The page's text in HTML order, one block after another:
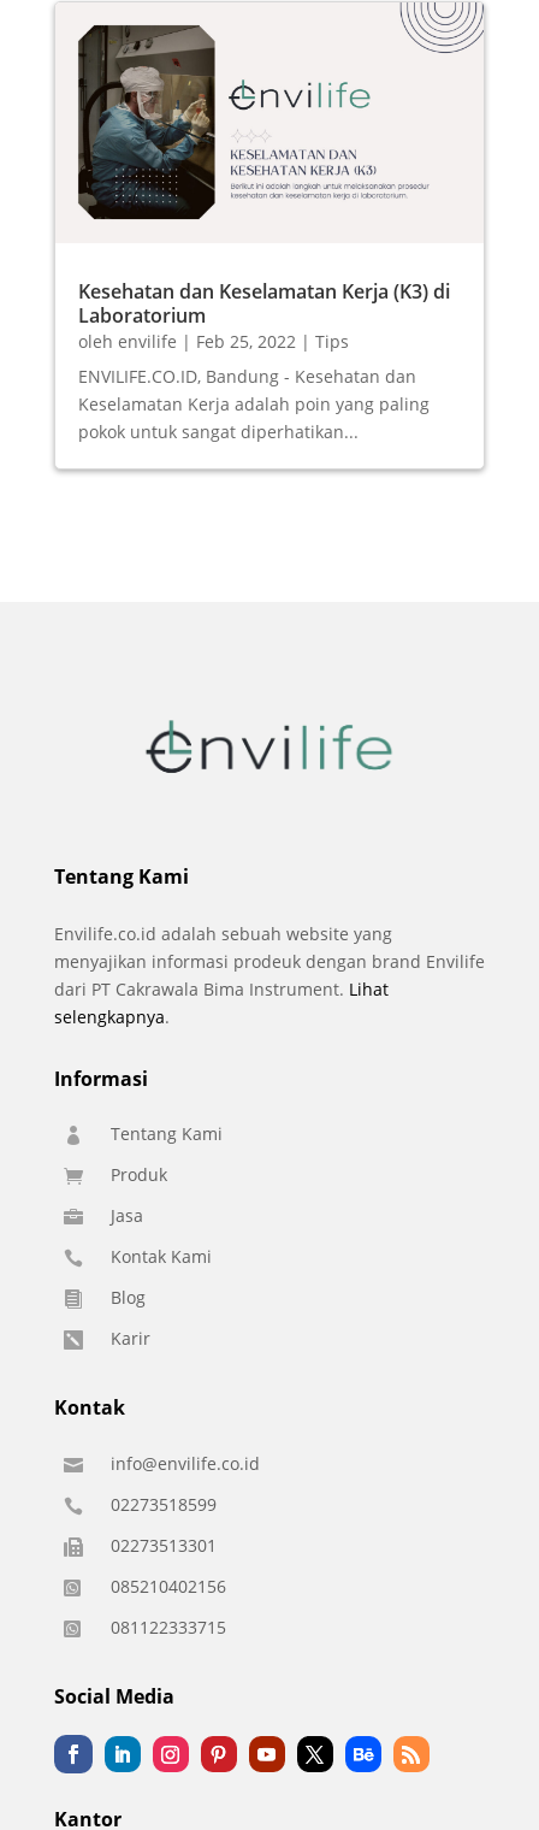
Kesehatan dan Keselamatan Kerja (K3) di
Laboratorium
oleh envilife | Feb 25, 2022| Tips
ENVILIFE.CO.ID, Bandung - Kesehatan dan
Keselamatan Kerja adalah poin yang paling
pokok untuk sangat diperhatikan...
Tentang Kami
Envilife.co.id adalah sebuah website yang
menyajikan informasi prodeuk dengan brand Envilife
dari PT Cakrawala Bima Instrument. Lihat
selengkapnya.
Informasi
 Tentang Kami
 Produk
 Jasa
 Kontak Kami
 Blog
 Karir
Kontak
 info@envilife.co.id
 02273518599
 02273513301
 085210402156
 081122333715
Social Media
Kantor